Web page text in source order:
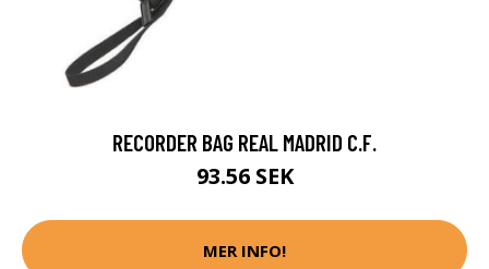
RECORDER BAG REAL MADRID C.F.
93.56 SEK
MER INFO!